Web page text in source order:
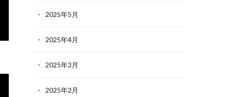
2025年5月
2025年4月
2025年3月
2025年2月